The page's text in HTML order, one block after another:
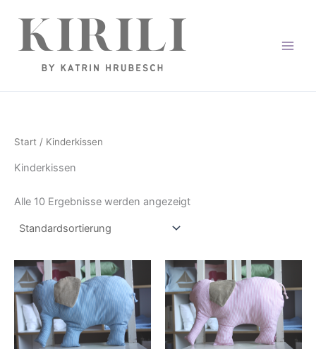
Inhalt
springen
Start / Kinderkissen
Kinderkissen
Alle 10 Ergebnisse werden angezeigt